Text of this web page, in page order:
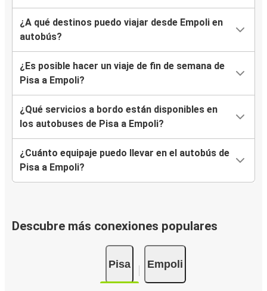
¿A qué destinos puedo viajar desde Empoli en
autobús?
¿Es posible hacer un viaje de fin de semana de
Pisa a Empoli?
¿Qué servicios a bordo están disponibles en
los autobuses de Pisa a Empoli?
¿Cuánto equipaje puedo llevar en el autobús de
Pisa a Empoli?
Descubre más conexiones populares
Pisa Empoli